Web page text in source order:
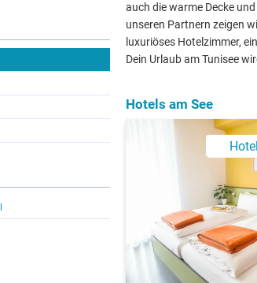
auch die warme Decke
unseren Partnern zeigen
luxuriöses Hotelzimmer,
Dein Urlaub am Tunisee
Hotels am See
Hotel